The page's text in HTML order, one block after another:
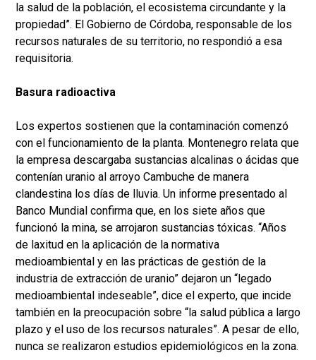
la salud de la población, el ecosistema circundante y la
propiedad”. El Gobierno de Córdoba, responsable de los
recursos naturales de su territorio, no respondió a esa
requisitoria.
Basura radioactiva
Los expertos sostienen que la contaminación comenzó
con el funcionamiento de la planta. Montenegro relata que
la empresa descargaba sustancias alcalinas o ácidas que
contenían uranio al arroyo Cambuche de manera
clandestina los días de lluvia. Un informe presentado al
Banco Mundial confirma que, en los siete años que
funcionó la mina, se arrojaron sustancias tóxicas. “Años
de laxitud en la aplicación de la normativa
medioambiental y en las prácticas de gestión de la
industria de extracción de uranio” dejaron un “legado
medioambiental indeseable”, dice el experto, que incide
también en la preocupación sobre “la salud pública a largo
plazo y el uso de los recursos naturales”. A pesar de ello,
nunca se realizaron estudios epidemiológicos en la zona.